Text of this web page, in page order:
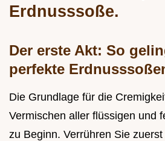
Erdnusssoße.
Der erste Akt: So
perfekte
Die Grundlage für die
Vermischen aller flüssigen und
zu Beginn. Verrühren Sie